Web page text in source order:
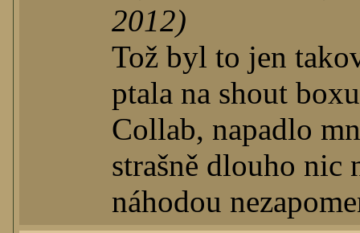
2012)
Tož byl to jen
ptala na shout
Collab, napadlo
strašně dlouho nic
náhodou